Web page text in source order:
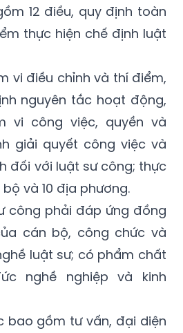
12 điều, quy định toàn
thực hiện chế định luật
vi điều chỉnh và thí điểm,
nguyên tắc hoạt động,
vi công việc, quyền và
giải quyết công việc và
đối với luật sư công; thực
và 10 địa phương.
công phải đáp ứng đồng
cán bộ, công chức và
luật sư; có phẩm chất
nghề nghiệp và kinh
bao gồm tư vấn, đại diện